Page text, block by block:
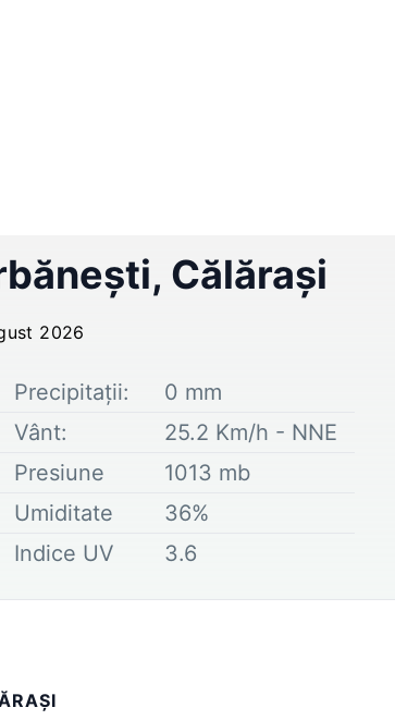
, Călărași
2026
Precipitații: 0 mm
Vânt:
25.2 Km/h - NNE
Presiune
1013 mb
Umiditate
36%
Indice UV
3.6